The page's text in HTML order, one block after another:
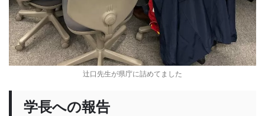
辻口先生が県庁に詰めてました
学長への報告